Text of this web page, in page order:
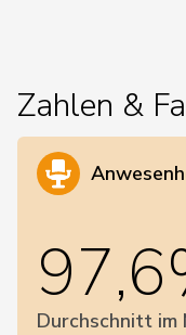
Zahlen &
Durchschnitt